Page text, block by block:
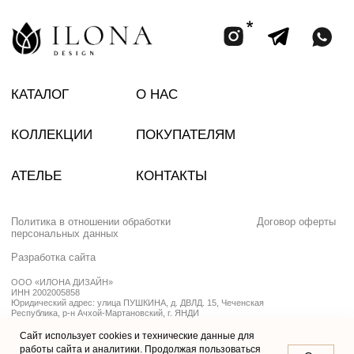
Сайт использует cookies и технические данные для
работы сайта и аналитики. Продолжая пользоваться